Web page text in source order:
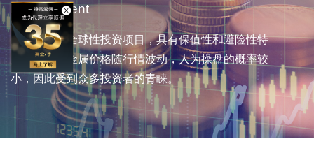
Metals Agent
贵金属作为全球性投资项目，具有保值性和避险性特
点。由于贵金属价格随行情波动，人为操盘的概率较
小，因此受到众多投资者的青睐。